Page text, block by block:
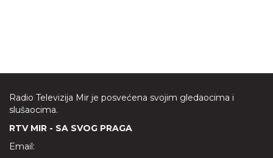
Radio Televizija Mir je posvećena svojim gledaocima i
slušaocima.
RTV MIR - SA SVOG PRAGA
Email: